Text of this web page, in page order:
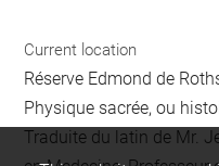
Current location
Réserve Edmond de
Physique sacrée, ou
Traduite du latin de Mr.